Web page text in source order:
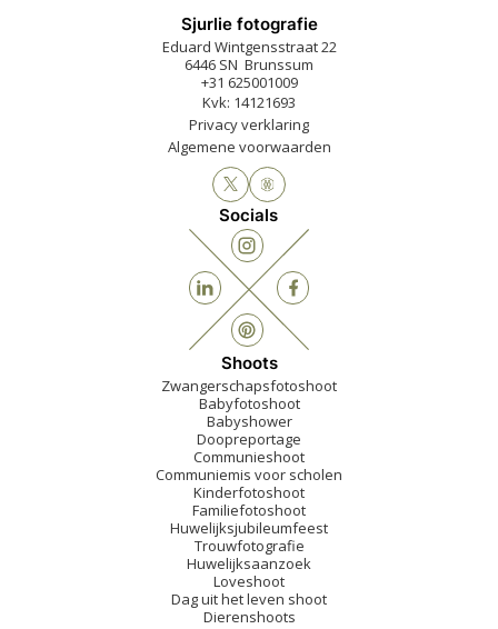
Sjurlie fotografie
Eduard Wintgensstraat 22
6446 SN Brunssum
+31 625001009
Kvk: 14121693
Privacy verklaring
Algemene voorwaarden
Socials
Shoots
Zwangerschapsfotoshoot
Babyfotoshoot
Babyshower
Doopreportage
Communieshoot
Communiemis voor scholen
Kinderfotoshoot
Familiefotoshoot
Huwelijksjubileumfeest
Trouwfotografie
Huwelijksaanzoek
Loveshoot
Dag uit het leven shoot
Dierenshoots